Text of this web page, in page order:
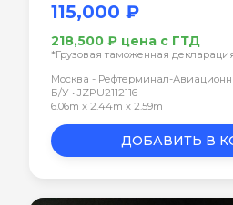
115,000 ₽
218,500 ₽ цена с ГТД
*Грузовая таможенная
Москва - Рефтерминал-
Б/У • JZPU2112116
6.06m x 2.44m x 2.59m
ДОБАВИТЬ В